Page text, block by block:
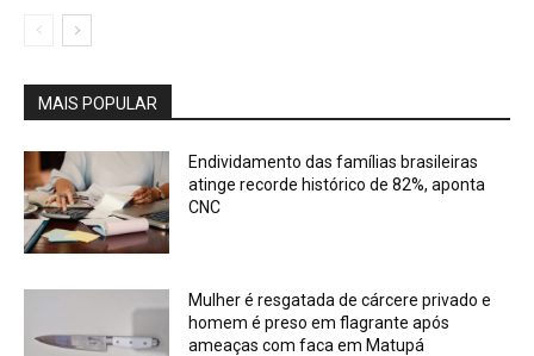
MAIS POPULAR
Endividamento das famílias brasileiras
atinge recorde histórico de 82%, aponta
CNC
Mulher é resgatada de cárcere privado e
homem é preso em flagrante após
ameaças com faca em Matupá